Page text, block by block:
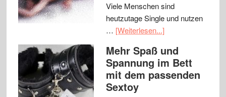
Viele Menschen sind
heutzutage Single und nutzen
… [Weiterlesen...]
Mehr Spaß und
Spannung im Bett
mit dem passenden
Sextoy